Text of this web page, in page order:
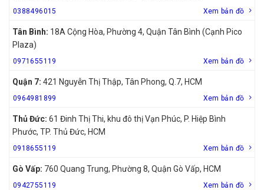
0388496015 Xem bản đồ
Tân Bình: 18A Cộng Hòa, Phường 4, Quận Tân Bình (Cạnh Pico
Plaza)
0971655119 Xem bản đồ
Quận 7: 421 Nguyễn Thị Thập, Tân Phong, Q.7, HCM
0964981899 Xem bản đồ
Thủ Đức: 61 Đinh Thị Thi, khu đô thị Vạn Phúc, P. Hiệp Bình
Phước, TP. Thủ Đức, HCM
0918655119 Xem bản đồ
Gò Vấp: 760 Quang Trung, Phường 8, Quận Gò Vấp, HCM
0942755119 Xem bản đồ